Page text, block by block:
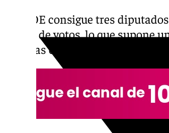
El PSOE consigue tres
25,16% de votos, lo que
pasadas elecciones autonómicas.